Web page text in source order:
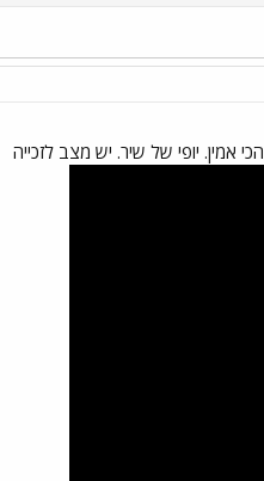
אמין. יופי של שיר. יש מצב לזכייה